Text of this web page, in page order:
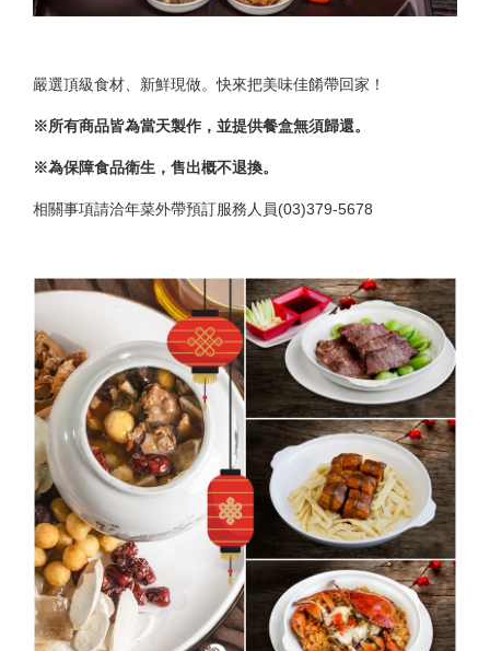
嚴選頂級食材、新鮮現做。快來把美味佳餚帶回家！
※所有商品皆為當天製作，並提供餐盒無須歸還。
※為保障食品衛生，售出概不退換。
相關事項請洽年菜外帶預訂服務人員(03)379-5678